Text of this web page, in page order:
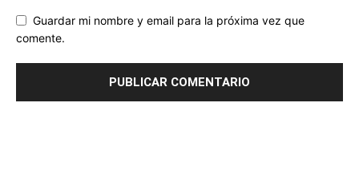
Guardar mi nombre y email para la próxima vez que
comente.